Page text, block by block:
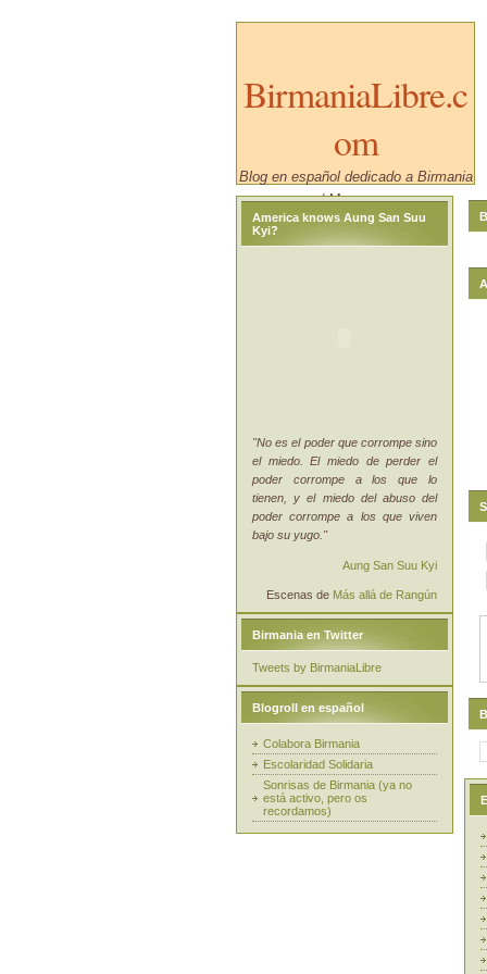
BirmaniaLibre.c
om
Blog en español dedicado a Birmania
/ Myanmar.
America knows Aung San Suu
Kyi?
"No es el poder que corrompe sino
el miedo. El miedo de perder el
poder corrompe a los que lo
tienen, y el miedo del abuso del
poder corrompe a los que viven
bajo su yugo."
Aung San Suu Kyi
Escenas de Más allá de Rangún
Birmania en Twitter
Tweets by BirmaniaLibre
Blogroll en español
Colabora Birmania
Escolaridad Solidaria
Sonrisas de Birmania (ya no
está activo, pero os
recordamos)